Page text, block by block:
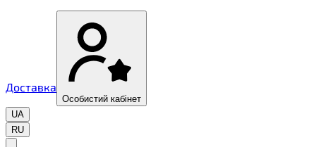
Доставка
Особистий кабінет
UA
RU